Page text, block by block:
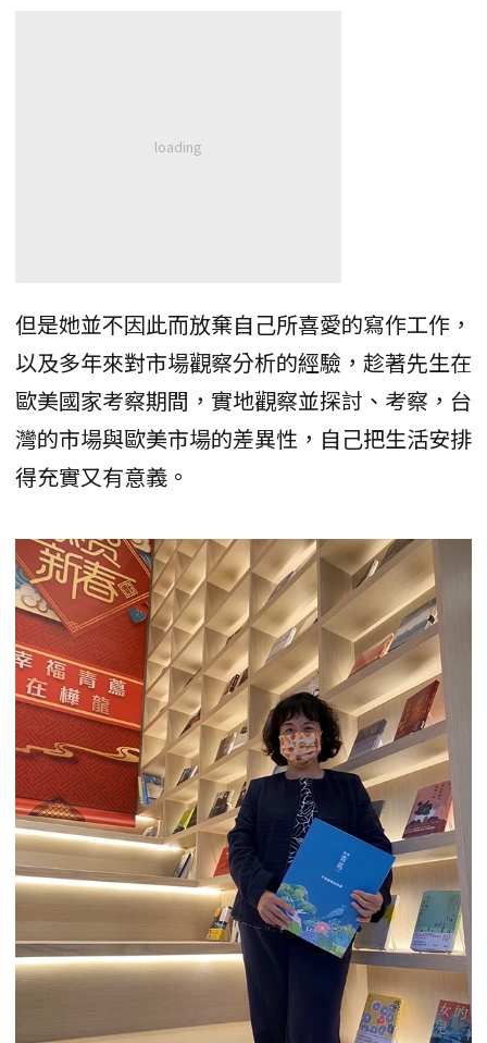
但是她並不因此而放棄自己所喜愛的寫作工作，
以及多年來對市場觀察分析的經驗，趁著先生在
歐美國家考察期間，實地觀察並探討、考察，台
灣的市場與歐美市場的差異性，自己把生活安排
得充實又有意義。